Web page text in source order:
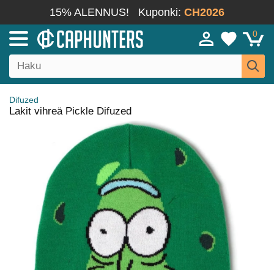
15% ALENNUS! Kuponki: CH2026
0
Difuzed
Lakit vihreä Pickle Difuzed